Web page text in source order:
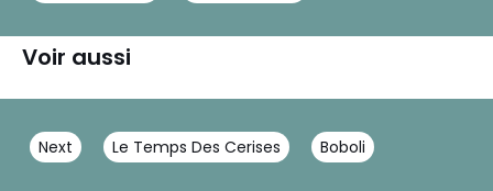
Voir aussi
Next Le Temps Des Cerises Boboli